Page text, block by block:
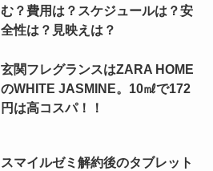
む？費用は？スケジュールは？安
全性は？見映えは？
玄関フレグランスはZARA HOME
のWHITE JASMINE。10㎖で172
円は高コスパ！！
スマイルゼミ解約後のタブレット